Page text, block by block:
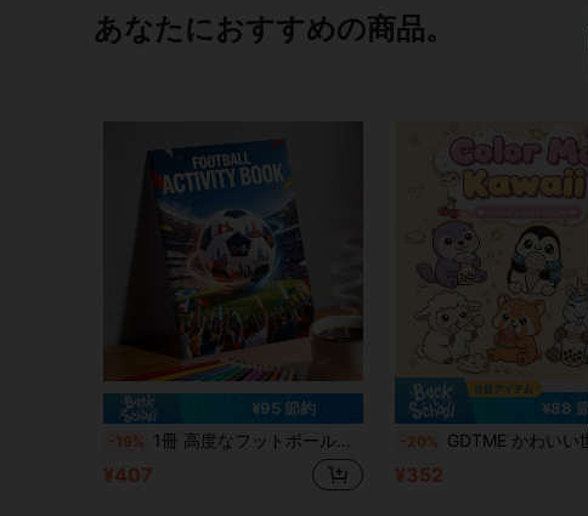
あなたにおすすめの商品。
¥95 節約
-19% 1冊 高度なフットボールぬりえブック、24ページ片面印刷、クリエイティブなフットボールフィールドのシーン、ダイナミックなフットボールプレイヤーのアート、リラックスして集中力向上、大人向け、フットボールファンやアーティストへのギフトに (マーカーは含まれません)、スポーツイベントテーマの塗り絵ブック
¥407
¥88 節
-20% GDTME かわいい世界: 動物、食べ物、楽しみ! 大人とティーンのぬりえブック、24ページの愛らしいユニークなパターン、家族や友人、記念日、入学、母の日、お菓子、
¥352